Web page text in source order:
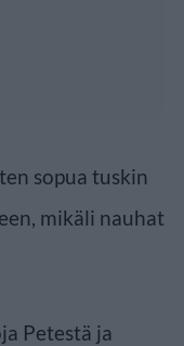
sopua tuskin
mikäli nauhat
Petestä ja